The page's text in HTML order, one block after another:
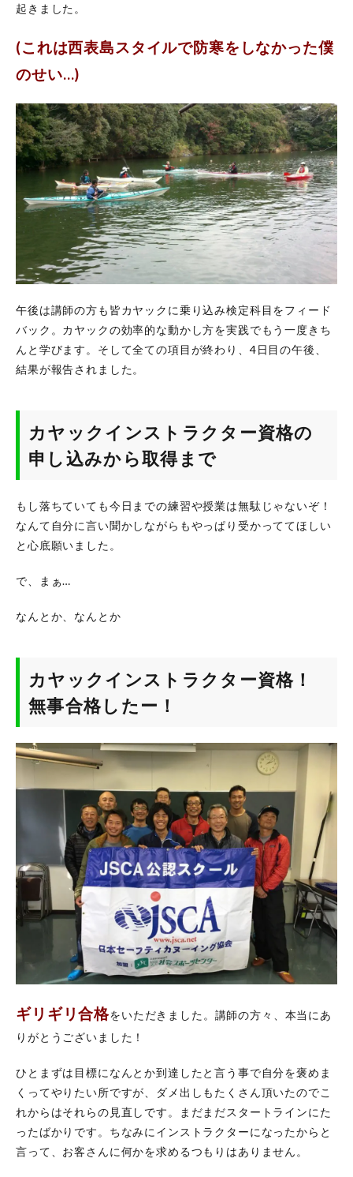
起きました。
(これは西表島スタイルで防寒をしなかった僕
のせい…)
午後は講師の方も皆カヤックに乗り込み検定科目をフィード
バック。カヤックの効率的な動かし方を実践でもう一度きち
んと学びます。そして全ての項目が終わり、4日目の午後、
結果が報告されました。
カヤックインストラクター資格の
申し込みから取得まで
もし落ちていても今日までの練習や授業は無駄じゃないぞ！
なんて自分に言い聞かしながらもやっぱり受かっててほしい
と心底願いました。
で、まぁ…
なんとか、なんとか
カヤックインストラクター資格！
無事合格したー！
ギリギリ合格をいただきました。講師の方々、本当にあ
りがとうございました！
ひとまずは目標になんとか到達したと言う事で自分を褒めま
くってやりたい所ですが、ダメ出しもたくさん頂いたのでこ
れからはそれらの見直しです。まだまだスタートラインにた
ったばかりです。ちなみにインストラクターになったからと
言って、お客さんに何かを求めるつもりはありません。